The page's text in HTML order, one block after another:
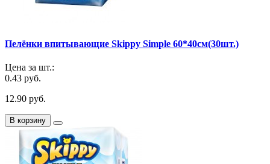
Пелёнки впитывающие Skippy Simple 60*40cм(30шт.)
Цена за шт.:
0.43 руб.
12.90 руб.
В корзину